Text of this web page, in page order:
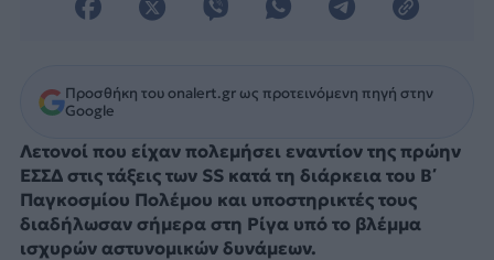
Προσθήκη του onalert.gr ως προτεινόμενη πηγή στην
Google
Λετονοί που είχαν πολεμήσει εναντίον της πρώην
ΕΣΣΔ στις τάξεις των SS κατά τη διάρκεια του Β΄
Παγκοσμίου Πολέμου και υποστηρικτές τους
διαδήλωσαν σήμερα στη Ρίγα υπό το βλέμμα
ισχυρών αστυνομικών δυνάμεων.